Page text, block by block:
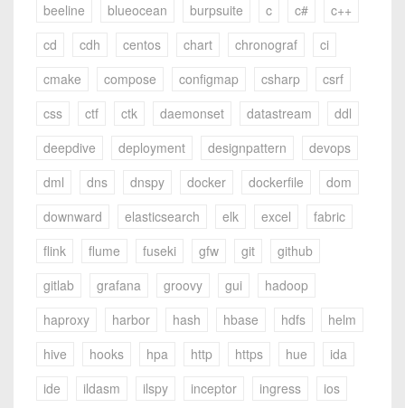
beeline
blueocean burpsuite c c#
c++
cd
cdh centos chart chronograf
ci
cmake
compose configmap csharp
csrf
css
ctf ctk daemonset datastream
ddl
deepdive
deployment designpattern
devops
dml
dns dnspy docker dockerfile
dom
downward
elasticsearch elk excel
fabric
flink
flume fuseki gfw git
github
gitlab
grafana groovy gui
hadoop
haproxy
harbor hash hbase hdfs
helm
hive
hooks hpa http https hue
ida
ide
ildasm ilspy inceptor ingress
ios